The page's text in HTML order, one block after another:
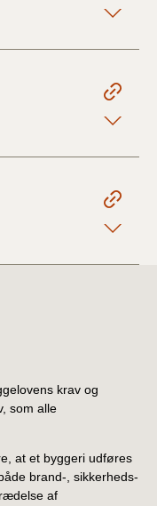
krav og
som alle
at et byggeri udføres
brand-, sikkerheds-
af